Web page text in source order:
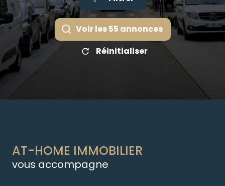
Voir les55 annonces
Réinitialiser
AT-HOME IMMOBILIER
vous accompagne